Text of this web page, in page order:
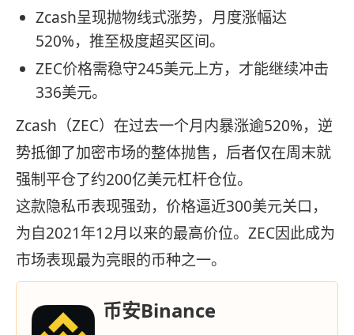
Zcash呈现抛物线式涨势，月度涨幅达
520%，推至极度超买区间。
ZEC价格需稳守245美元上方，才能继续冲击
336美元。
Zcash（ZEC）在过去一个月内暴涨逾520%，逆
势抵御了加密市场的整体抛售，后者仅在周末就
强制平仓了约200亿美元杠杆仓位。
这款隐私币表现强劲，价格逼近300美元关口，
为自2021年12月以来的最高价位。ZEC因此成为
市场表现最为亮眼的币种之一。
币安Binance